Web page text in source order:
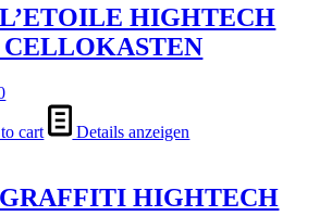
HIGHTECH
cart Details anzeigen
HIGHTECH